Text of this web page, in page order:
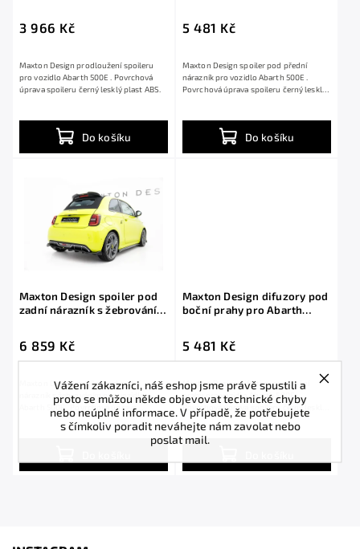
Vážení zákazníci, náš eshop jsme právě spustili a
proto se můžou někde objevovat technické chyby
nebo neúplné informace. V případě, že potřebujete
s čímkoliv poradit neváhejte nám zavolat nebo
poslat mail.
3 966 Kč
Do košíku
Maxton Design prodloužení spoileru
pro vozidlo Abarth 500E . Povrchová
úprava spoileru černý lesklý plast ABS.
5 481 Kč
Do košíku
Maxton Design spoiler pod přední
nárazník pro vozidlo Abarth 500E .
Povrchová úprava spoileru černý lesklý
Maxton Design spoiler pod
zadní nárazník s žebrováním
6 859 Kč
Maxton Design spoiler pod zadní
nárazník s žebrováním pro vozidlo
Abarth 500E . Povrchová úprava
spoileru černý...
Maxton Design difuzory pod
boční prahy pro Abarth
5 481 Kč
Maxton Design difuzory pod boční
prahy pro vozidlo Abarth 500E .
Povrchová úprava spoileru černý lesklý
plast ABS.